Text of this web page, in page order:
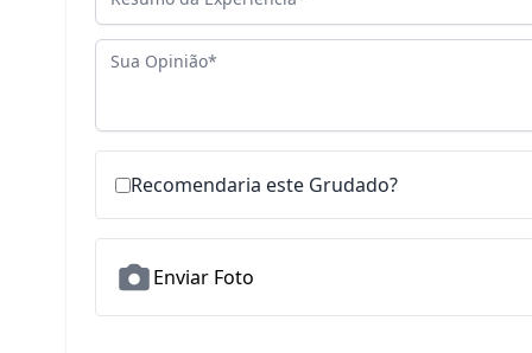
Sua Opinião
Recomendaria este Grudado?
Enviar Foto